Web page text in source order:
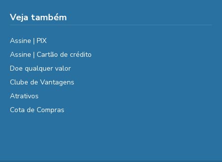
Veja também
Assine | PIX
Assine | Cartão de crédito
Doe qualquer valor
Clube de Vantagens
Atrativos
Cota de Compras